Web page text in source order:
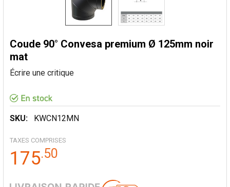
Coude 90° Convesa premium Ø 125mm noir
mat
Écrire une critique
SKU: KWCN12MN
TAXES COMPRISES
175.50